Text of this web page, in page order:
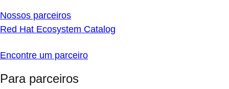
Nossos parceiros
Red Hat Ecosystem Catalog
Encontre um parceiro
Para parceiros